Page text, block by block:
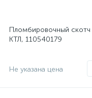
Пломбировочный скотч
КТЛ, 110540179
Не указана цена